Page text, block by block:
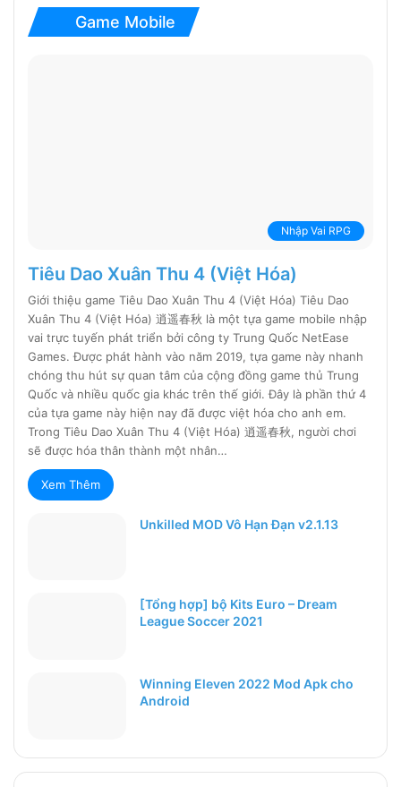
Game Mobile
Nhập Vai RPG
Tiêu Dao Xuân Thu 4 (Việt Hóa)
Giới thiệu game Tiêu Dao Xuân Thu 4 (Việt Hóa) Tiêu Dao
Xuân Thu 4 (Việt Hóa) 逍遥春秋 là một tựa game mobile nhập
vai trực tuyến phát triển bởi công ty Trung Quốc NetEase
Games. Được phát hành vào năm 2019, tựa game này nhanh
chóng thu hút sự quan tâm của cộng đồng game thủ Trung
Quốc và nhiều quốc gia khác trên thế giới. Đây là phần thứ 4
của tựa game này hiện nay đã được việt hóa cho anh em.
Trong Tiêu Dao Xuân Thu 4 (Việt Hóa) 逍遥春秋, người chơi
sẽ được hóa thân thành một nhân…
Xem Thêm
Unkilled MOD Vô Hạn Đạn v2.1.13
[Tổng hợp] bộ Kits Euro – Dream
League Soccer 2021
Winning Eleven 2022 Mod Apk cho
Android